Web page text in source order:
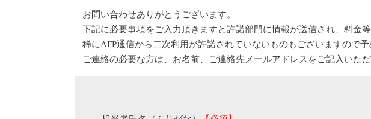
お問い合わせありがとうございます。
下記に必要事項をご入力頂きますと許諾部門に情報が送信され、料金
稀にAFP通信から二次利用が許諾されていないものもございますので予
ご連絡の必要な方は、お名前、ご連絡先メールアドレスをご記入いた